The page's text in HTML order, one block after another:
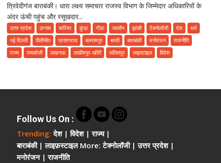
एसडीएम
भी
नहीं
करवा
पाए
चकमार्ग
कार्यवाही
त्रिवेदीगंज बाराबंकी। धारा लक्ष्य समाचार राजस्व विभाग के जिम्मेदार अधिकारियों के
अंदर ऊंची पहुंच और रसूखदार...
उत्तर प्रदेश उन्नाव करियर कुंडा गोंडा जालौन झांसी टेक्नोलॉजी देश
धर्म
नई दिल्ली
पीलीभीत प्रयागराज बलरामपुर बस्ती बाराबंकी मनोरंजन
राजनीति
राज्य
रायबरेली लखनऊ लखीमपुर-खीरी ललितपुर लाइस्टाइल विदेश
Follow Us On :
Trending: देश|विदेश|राज्य|
बाराबंकी|लाइफ़स्टाइल More:टेक्नोलॉजी|उत्तर प्रदेश|
मनोरंजन|राजनीति